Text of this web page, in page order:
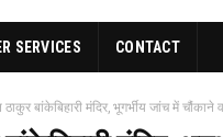
SERVICES CONTACT
बांकेबिहारी मंदिर, भूगर्भीय जांच में चौंकाने